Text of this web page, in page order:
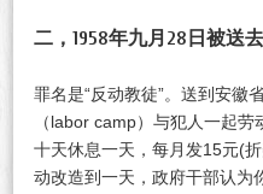
二，1958年九月28日被送
罪名是“反动教徒”。送到安徽
（labor camp）与犯人一起
十天休息一天，每月发15元(
动改造到一天，政府干部认为